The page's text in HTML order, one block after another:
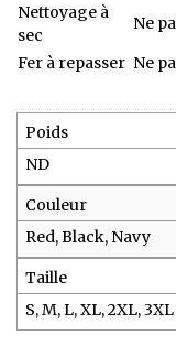
Nettoyage à
sec
Ne
Fer à repasser Ne
Poids
ND
Couleur
Red, Black, Navy
Taille
S, M, L, XL, 2XL, 3XL